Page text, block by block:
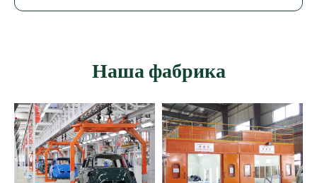
Наша фабрика